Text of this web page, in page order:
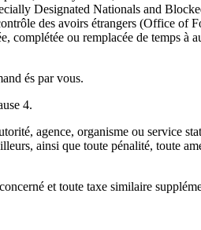
Designated Nationals and
des avoirs étrangers (Office of
complétée ou remplacée de temps à
és par vous.
4.
agence, organisme ou service
ainsi que toute pénalité, toute
et toute taxe similaire